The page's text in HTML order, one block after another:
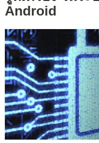
Android